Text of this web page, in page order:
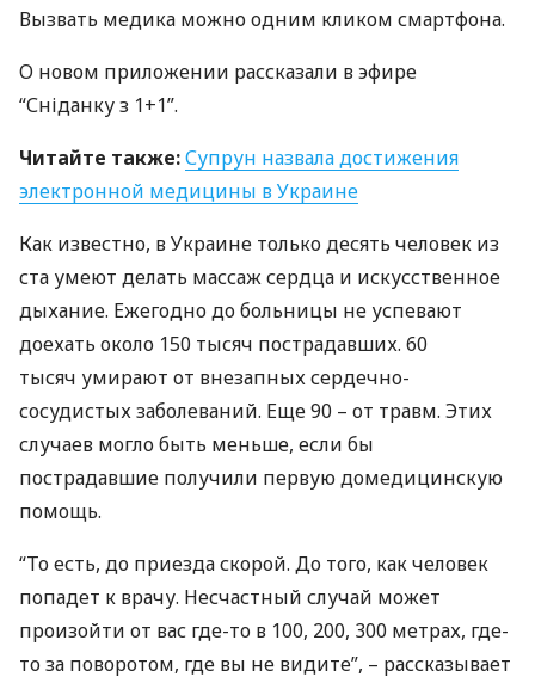
Вызвать медика можно одним кликом смартфона.
О новом приложении рассказали в эфире
“Сніданку з 1+1”.
Читайте также:Супрун назвала достижения
электронной медицины в Украине
Как известно, в Украине только десять человек из
ста умеют делать массаж сердца и искусственное
дыхание. Ежегодно до больницы не успевают
доехать около 150 тысяч пострадавших. 60
тысяч умирают от внезапных сердечно-
сосудистых заболеваний. Еще 90 – от травм. Этих
случаев могло быть меньше, если бы
пострадавшие получили первую домедицинскую
помощь.
“То есть, до приезда скорой. До того, как человек
попадет к врачу. Несчастный случай может
произойти от вас где-то в 100, 200, 300 метрах, где-
то за поворотом, где вы не видите”, – рассказывает